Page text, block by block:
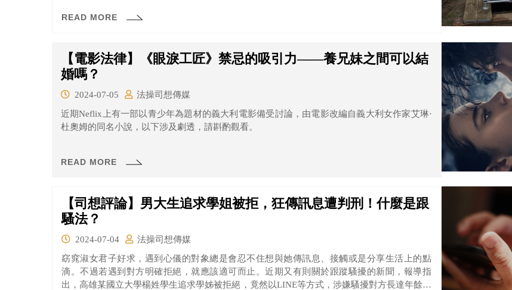
READ MORE
【電影法律】《眼淚工匠》禁忌的吸引力——養兄妹之間可以結
婚嗎？
2024-07-05
法操司想傳媒
近期Neflix上有一部以青少年為題材的義大利電影備受討論，由電影改編自義大利女作家艾琳·
杜奧姆的同名小說，以下涉及劇透，請斟酌觀看。
READ MORE
【司想評論】男大生追求學姐被拒，狂傳訊息遭判刑！什麼是跟
騷法？
2024-07-04
法操司想傳媒
窈窕淑女君子好求，遇到心儀的對象總是會忍不住想與她傳訊息、接觸或是分享生活上的點
滴。不過若遇到對方明確拒絕，就應該適可而止。近期又有則關於跟蹤騷擾的新聞，報導指
出，高雄某國立大學楊姓學生追求學姊被拒絕，竟然以LINE等方式，涉嫌騷擾對方長達年餘，